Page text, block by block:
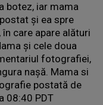
botez, iar mama
şi ea spre
care apare alături
și cele doua
fotografiei,
naşă. Mama si
postată de
08:40 PDT